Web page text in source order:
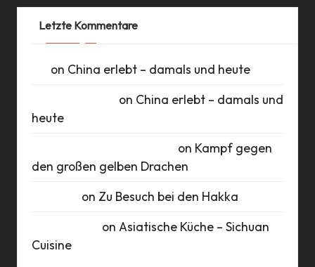
Letzte Kommentare
on China erlebt – damals und heute
on China erlebt – damals und
heute
on Kampf gegen
den großen gelben Drachen
on Zu Besuch bei den Hakka
on Asiatische Küche – Sichuan
Cuisine